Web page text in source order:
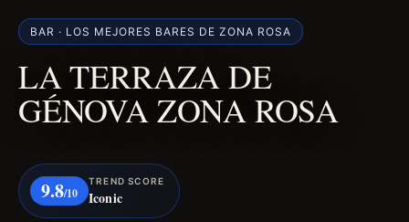
BAR · LOS MEJORES BARES DE ZONA ROSA
LA TERRAZA DE
GÉNOVA ZONA ROSA
9.8/10
TREND SCORE
Iconic